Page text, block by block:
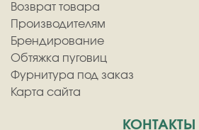
Возврат товара
Производителям
Брендирование
Обтяжка пуговиц
Фурнитура под заказ
Карта сайта
КОНТАКТЫ